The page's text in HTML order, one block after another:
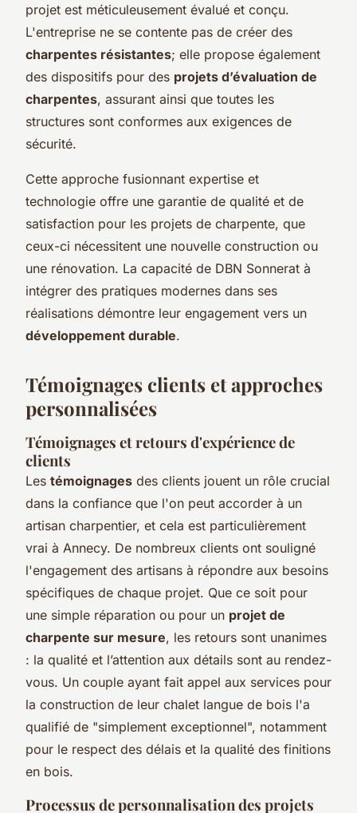
projet est méticuleusement évalué et conçu.
L'entreprise ne se contente pas de créer des
charpentes résistantes; elle propose également
des dispositifs pour des projets d’évaluation de
charpentes, assurant ainsi que toutes les
structures sont conformes aux exigences de
sécurité.
Cette approche fusionnant expertise et
technologie offre une garantie de qualité et de
satisfaction pour les projets de charpente, que
ceux-ci nécessitent une nouvelle construction ou
une rénovation. La capacité de DBN Sonnerat à
intégrer des pratiques modernes dans ses
réalisations démontre leur engagement vers un
développement durable.
Témoignages clients et approches
personnalisées
Témoignages et retours d'expérience de
clients
Les témoignages des clients jouent un rôle crucial
dans la confiance que l'on peut accorder à un
artisan charpentier, et cela est particulièrement
vrai à Annecy. De nombreux clients ont souligné
l'engagement des artisans à répondre aux besoins
spécifiques de chaque projet. Que ce soit pour
une simple réparation ou pour un projet de
charpente sur mesure, les retours sont unanimes
: la qualité et l’attention aux détails sont au rendez-
vous. Un couple ayant fait appel aux services pour
la construction de leur chalet langue de bois l'a
qualifié de "simplement exceptionnel", notamment
pour le respect des délais et la qualité des finitions
en bois.
Processus de personnalisation des projets